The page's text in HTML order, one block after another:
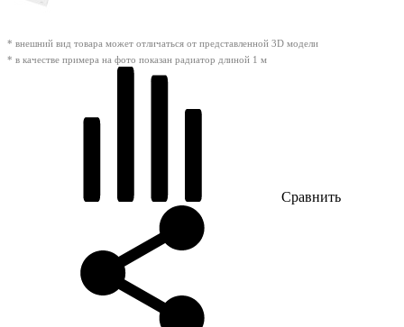
* внешний вид товара может отличаться от представленной 3D модели
* в качестве примера на фото показан радиатор длиной 1 м
Сравнить